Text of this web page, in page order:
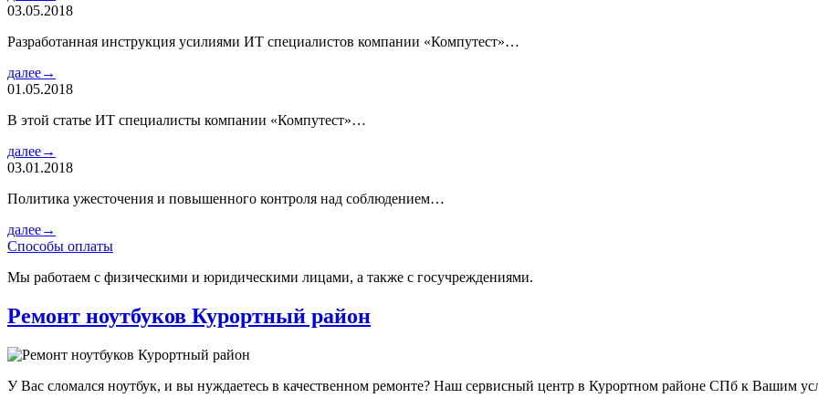
03.05.2018
Разработанная инструкция усилиями ИТ специалистов компании «Компутест»…
далее→
01.05.2018
В этой статье ИТ специалисты компании «Компутест»…
далее→
03.01.2018
Политика ужесточения и повышенного контроля над соблюдением…
далее→
Способы оплаты
Мы работаем с физическими и юридическими лицами, а также с госучреждениями.
Ремонт ноутбуков Курортный район
У Вас сломался ноутбук, и вы нуждаетесь в качественном ремонте? Наш сервисный центр в Курортном районе СПб к Вашим